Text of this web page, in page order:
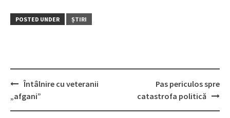
POSTED UNDER ȘTIRI
Post
navigation
Întâlnire cu veteranii
„afgani”
Pas periculos spre
catastrofa politică